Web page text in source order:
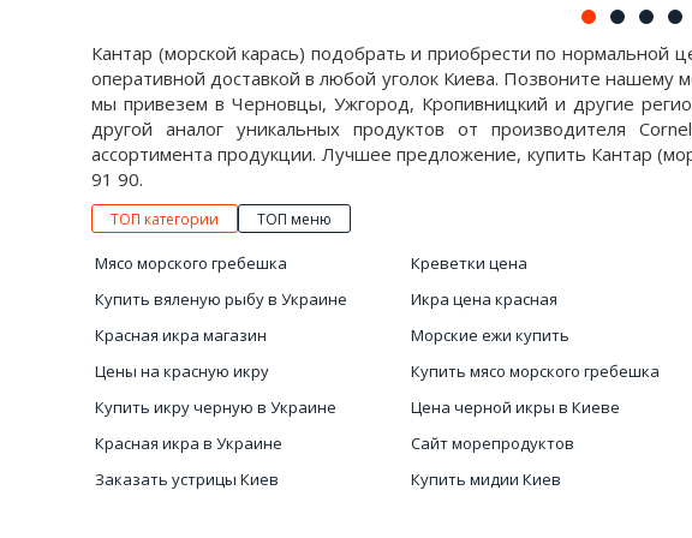
Кантар (морской карась) подобрать и приобрести по нормальной
оперативной доставкой в любой уголок Киева. Позвоните нашему
мы привезем в Черновцы, Ужгород, Кропивницкий и другие
другой аналог уникальных продуктов от производителя
ассортимента продукции. Лучшее предложение, купить Кантар
91 90.
ТОП категории ТОП меню
Мясо морского гребешка
Купить вяленую рыбу в Украине
Красная икра магазин
Цены на красную икру
Купить икру черную в Украине
Красная икра в Украине
Заказать устрицы Киев
Креветки цена
Икра цена красная
Морские ежи купить
Купить мясо морского гребешка
Цена черной икры в Киеве
Сайт морепродуктов
Купить мидии Киев